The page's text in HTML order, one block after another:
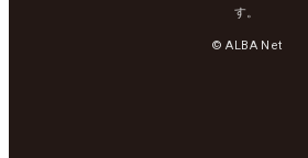
す。
© ALBA Net